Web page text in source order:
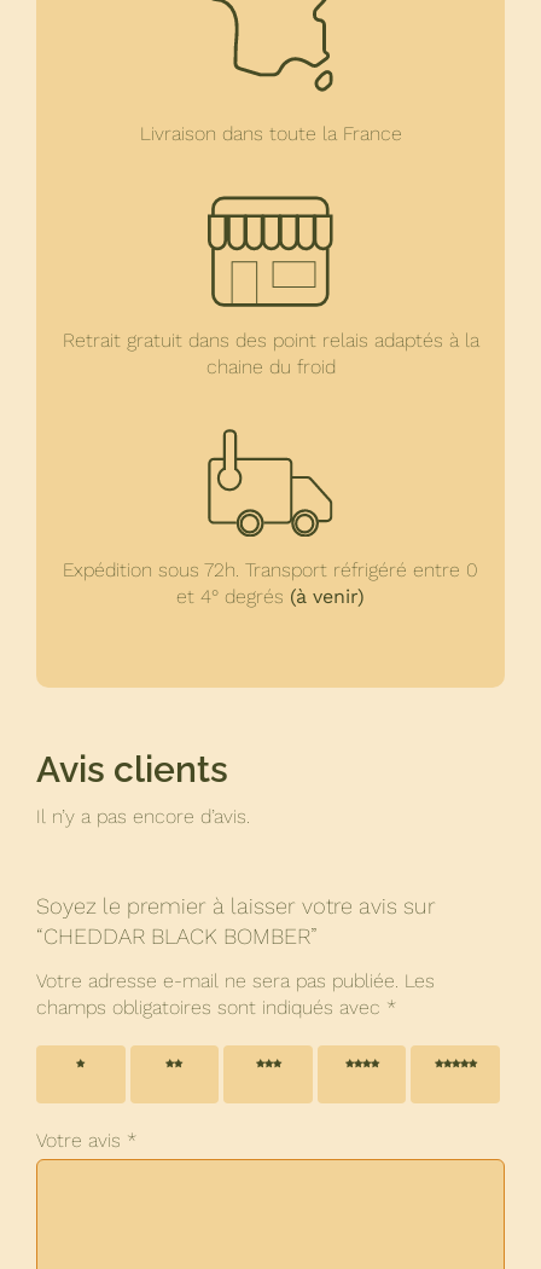
Livraison dans toute la France
Retrait gratuit dans des point relais adaptés à la
chaine du froid
Expédition sous 72h. Transport réfrigéré entre 0
et 4° degrés (à venir)
Avis clients
Il n’y a pas encore d’avis.
Soyez le premier à laisser votre avis sur
“CHEDDAR BLACK BOMBER”
Votre adresse e-mail ne sera pas publiée. Les
champs obligatoires sont indiqués avec *
1 étoile
2 étoiles
3 étoiles
4 étoiles
5 étoiles
Votre avis *